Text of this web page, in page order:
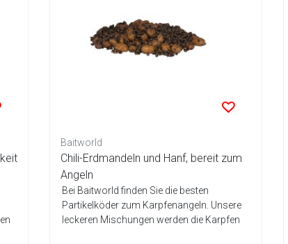
Baitworld
Chili-Erdmandeln und Hanf, bereit zum
Angeln
Bei Baitworld finden Sie die besten
Partikelköder zum Karpfenangeln. Unsere
leckeren Mischungen werden die Karpfen